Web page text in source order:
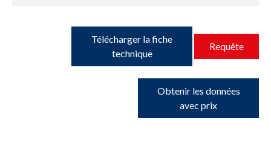
Télécharger la fiche
technique
Requête
Obtenir les données
avec prix